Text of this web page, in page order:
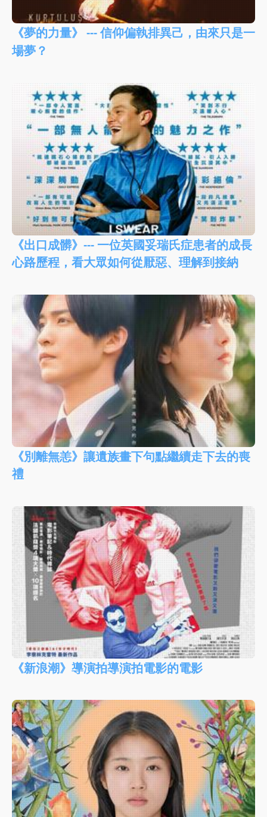
《夢的力量》 --- 信仰偏執排異己，由來只是一
場夢？
《出口成髒》--- 一位英國妥瑞氏症患者的成長
心路歷程，看大眾如何從厭惡、理解到接納
《別離無恙》讓遺族畫下句點繼續走下去的喪
禮
《新浪潮》導演拍導演拍電影的電影